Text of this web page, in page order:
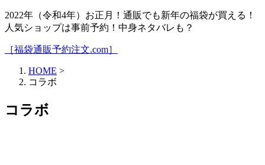
2022年（令和4年）お正月！通販でも新年の福袋が買える！
人気ショップは事前予約！中身ネタバレも？
［福袋通販予約注文.com］
HOME >
コラボ
コラボ